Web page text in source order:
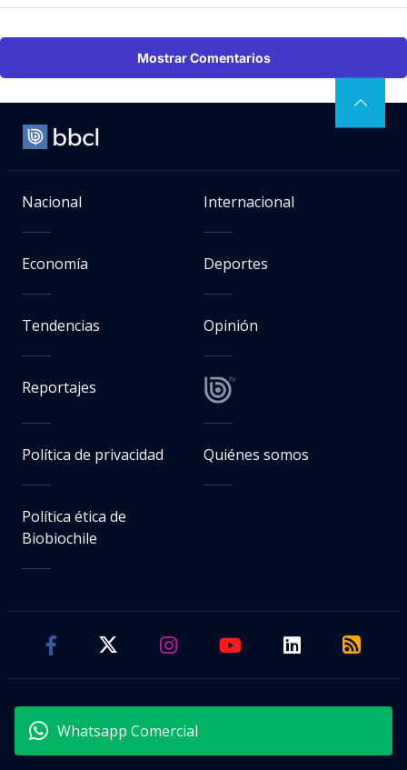
Mostrar Comentarios
Nacional Internacional
Economía Deportes
Tendencias Opinión
Reportajes
Política de privacidad Quiénes somos
Política ética de
Biobiochile
Whatsapp Comercial